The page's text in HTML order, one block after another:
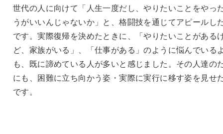
世代の人に向けて「人生一度だし、やりたいことをやっ
うがいいんじゃないか」と、格闘技を通じてアピールし
です。実際復帰を決めたときに、「やりたいことがある
ど、家族がいる」、「仕事がある」のように悩んでいる
も、既に諦めている人が多いと感じました。その人達の
にも、困難に立ち向かう姿・実際に実行に移す姿を見せ
です。